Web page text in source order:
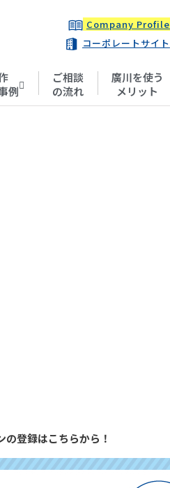
Company Profile
コーポレートサイト
例
ご相談
の流れ
廣川を使う
メリット
登録はこちらから！